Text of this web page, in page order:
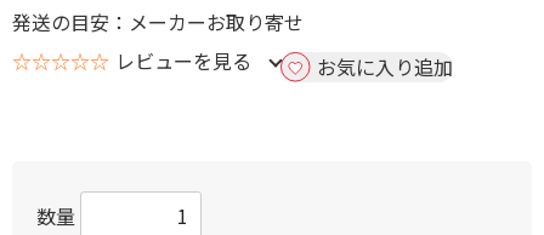
発送の目安：メーカーお取り寄せ
☆☆☆☆☆ レビューを見る お気に入り追加
数量